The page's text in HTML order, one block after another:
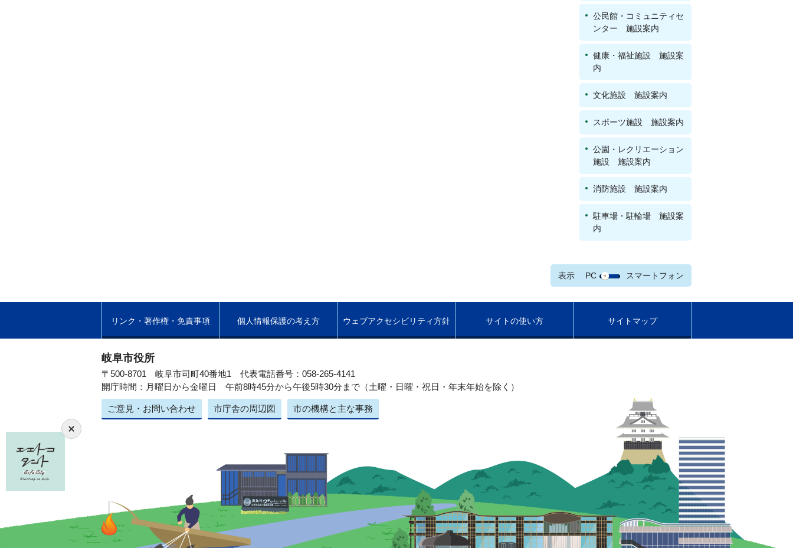
公民館・コミュニティセ
ンター 施設案内
健康・福祉施設 施設案
内
文化施設 施設案内
スポーツ施設 施設案内
公園・レクリエーション
施設 施設案内
消防施設 施設案内
駐車場・駐輪場 施設案
内
表示 PC スマートフォン
リンク・著作権・免責事項 個人情報保護の考え方 ウェブアクセシビリティ方針 サイトの使い方 サイトマップ
岐阜市役所
〒500-8701 岐阜市司町40番地1 代表電話番号：058-265-4141
開庁時間：月曜日から金曜日 午前8時45分から午後5時30分まで（土曜・日曜・祝日・年末年始を除く）
ご意見・お問い合わせ 市庁舎の周辺図 市の機構と主な事務